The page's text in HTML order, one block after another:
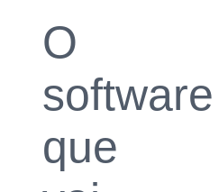
O
software
que